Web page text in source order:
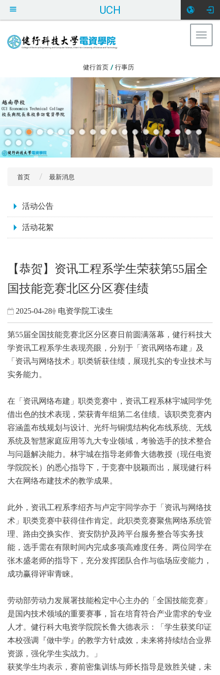
UCH
健行首页 / 行事历
首页 最新消息
活动公告
活动花絮
【恭贺】资讯工程系学生荣获第55届全
国技能竞赛北区分区赛佳绩
2025-04-28 电资学院工读生
第55届全国技能竞赛北区分区赛日前圆满落幕，健行科技大
学资讯工程系学生表现亮眼，分别于「资讯网络布建」及
「资讯与网络技术」职类斩获佳绩，展现扎实的专业技术与
实务能力。
在「资讯网络布建」职类竞赛中，资讯工程系林宇城同学凭
借出色的技术表现，荣获青年组第二名佳绩。该职类竞赛内
容涵盖布线规划与设计、光纤与铜缆结构化布线系统、无线
系统及智慧家庭应用等九大专业领域，考验选手的技术整合
与问题解决能力。林宇城在指导老师鲁大德教授（现任电资
学院院长）的悉心指导下，于竞赛中脱颖而出，展现健行科
大在网络布建技术的教学成果。
此外，资讯工程系李绍齐与卢定宇同学亦于「资讯与网络技
术」职类竞赛中获得佳作肯定。此职类竞赛聚焦网络系统管
理、路由交换实作、资安防护及跨平台服务整合等实务技
能，选手需在有限时间内完成多项高难度任务。两位同学在
张木盛老师的指导下，充分发挥团队合作与临场应变能力，
成功赢得评审青睐。
劳动部劳动力发展署技能检定中心主办的「全国技能竞赛」
是国内技术领域的重要赛事，旨在培育符合产业需求的专业
人才。健行科大电资学院院长鲁大德表示：「学生获奖印证
本校强调『做中学』的教学方针成效，未来将持续结合业界
资源，强化学生实战力。」
获奖学生均表示，赛前密集训练与师长指导是致胜关键，未